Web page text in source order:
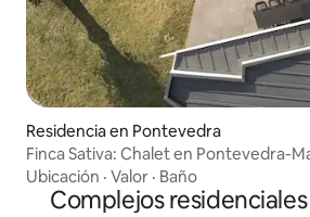
Residencia en Pontevedra
Finca Sativa: Chalet en Pontevedra-
Ubicación · Valor · Baño
Complejos